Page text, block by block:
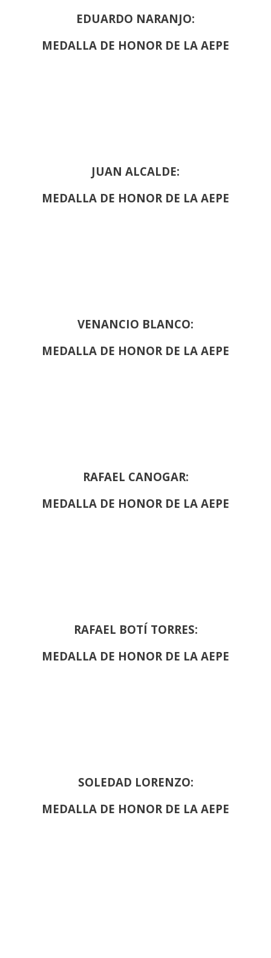
EDUARDO NARANJO:
MEDALLA DE HONOR DE LA AEPE
JUAN ALCALDE:
MEDALLA DE HONOR DE LA AEPE
VENANCIO BLANCO:
MEDALLA DE HONOR DE LA AEPE
RAFAEL CANOGAR:
MEDALLA DE HONOR DE LA AEPE
RAFAEL BOTÍ TORRES:
MEDALLA DE HONOR DE LA AEPE
SOLEDAD LORENZO:
MEDALLA DE HONOR DE LA AEPE